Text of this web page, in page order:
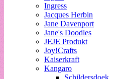
Ingress
Jacques Herbin
Jane Davenport
Jane's Doodles
JEJE Produkt
Joy!Crafts
Kaiserkraft
Kangaro
Schildersdoek